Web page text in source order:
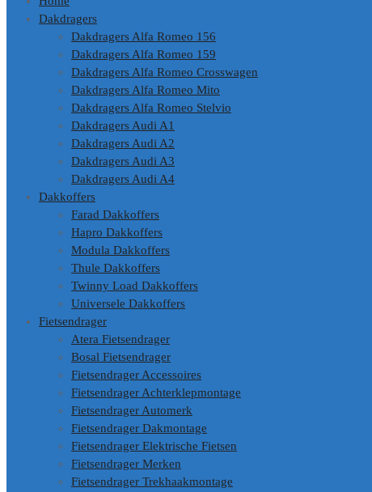
inhoud
Dakdragers
Dakdragers Alfa Romeo 156
Dakdragers Alfa Romeo 159
Dakdragers Alfa Romeo Crosswagen
Dakdragers Alfa Romeo Mito
Dakdragers Alfa Romeo Stelvio
Dakdragers Audi A1
Dakdragers Audi A2
Dakdragers Audi A3
Dakdragers Audi A4
Dakkoffers
Farad Dakkoffers
Hapro Dakkoffers
Modula Dakkoffers
Thule Dakkoffers
Twinny Load Dakkoffers
Universele Dakkoffers
Fietsendrager
Atera Fietsendrager
Bosal Fietsendrager
Fietsendrager Accessoires
Fietsendrager Achterklepmontage
Fietsendrager Automerk
Fietsendrager Dakmontage
Fietsendrager Elektrische Fietsen
Fietsendrager Merken
Fietsendrager Trekhaakmontage